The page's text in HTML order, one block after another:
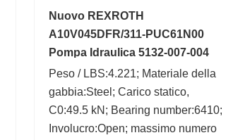
Nuovo REXROTH
A10V045DFR/311-PUC61N00
Pompa Idraulica 5132-007-004
Peso / LBS:4.221; Materiale della
gabbia:Steel; Carico statico,
C0:49.5 kN; Bearing number:6410;
Involucro:Open; massimo numero